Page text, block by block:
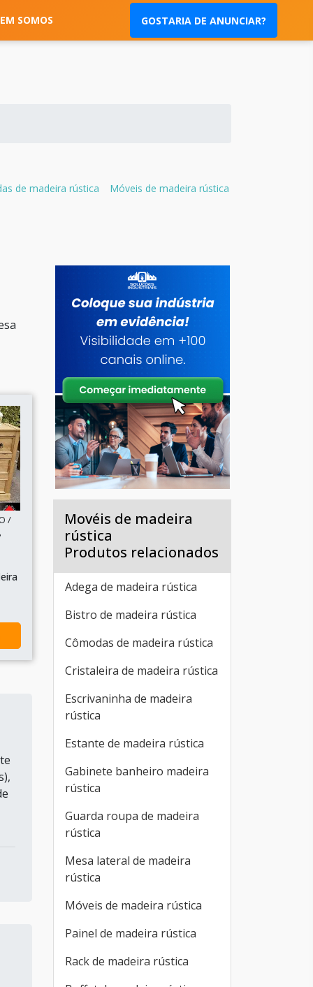
SOMOS GOSTARIA DE ANUNCIAR?
de madeira rústica Móveis de madeira rústica
/
Movéis de madeira
rústica
Produtos relacionados
Adega de madeira rústica
Bistro de madeira rústica
Cômodas de madeira rústica
Cristaleira de madeira rústica
Escrivaninha de madeira
rústica
Estante de madeira rústica
Gabinete banheiro madeira
rústica
Guarda roupa de madeira
rústica
Mesa lateral de madeira
rústica
Móveis de madeira rústica
Painel de madeira rústica
Rack de madeira rústica